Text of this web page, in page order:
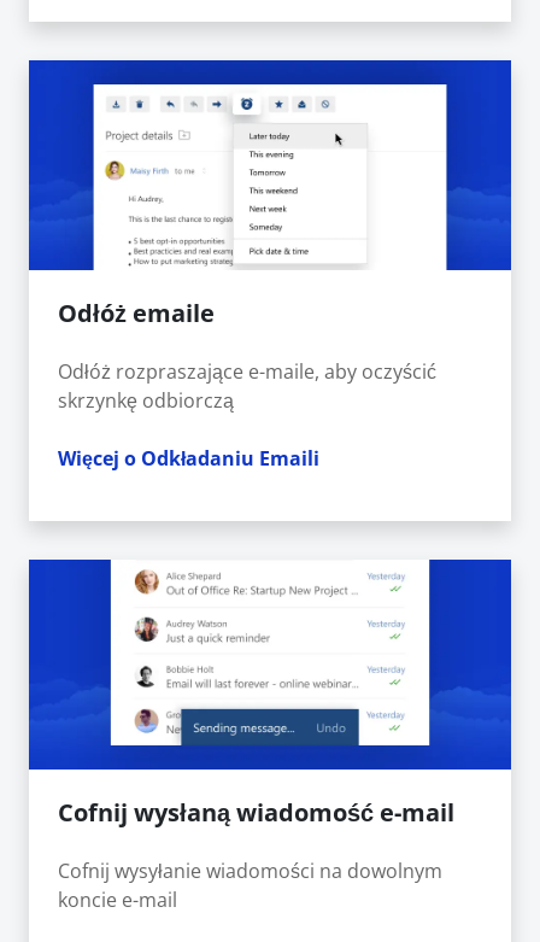
Odłóż emaile
Odłóż rozpraszające e-maile, aby oczyścić
skrzynkę odbiorczą
Więcej o Odkładaniu Emaili
Cofnij wysłaną wiadomość e-mail
Cofnij wysyłanie wiadomości na dowolnym
koncie e-mail